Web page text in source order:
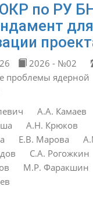
по РУ
для
2026 - №02
проблемы ядерной
А.А. Камаев
А.Н. Крюков
Е.В. Марова
С.А. Рогожкин
М.Р. Фаракшин